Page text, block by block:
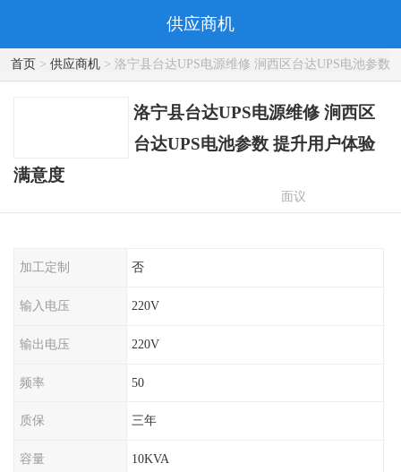
供应商机
首页> 供应商机> 洛宁县台达UPS电源维修 涧西区台达UPS电池参数
提升用户体验满意度
洛宁县台达UPS电源维修 涧西区
台达UPS电池参数 提升用户体验
满意度
面议
加工定制 否
输入电压 220V
输出电压 220V
频率 50
质保 三年
容量 10KVA